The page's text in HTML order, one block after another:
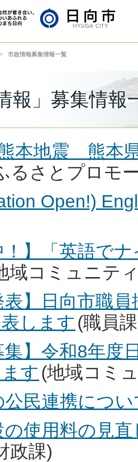
市政情報募集情報一覧
報」募集情報
本地震 熊本
るさとプロモ
Open!)
！】「英語で
域コミュニテ
表】日向市職
します (職員
集】令和8年
す (地域コミ
公民連携につ
の使用料の見
政課)